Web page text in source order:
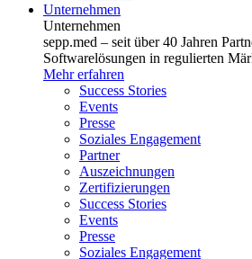
Unternehmen
Unternehmen
sepp.med – seit über 40 Jahren
Softwarelösungen in regulierten
Mehr erfahren
Success Stories
Events
Presse
Soziales Engagement
Partner
Auszeichnungen
Zertifizierungen
Success Stories
Events
Presse
Soziales Engagement